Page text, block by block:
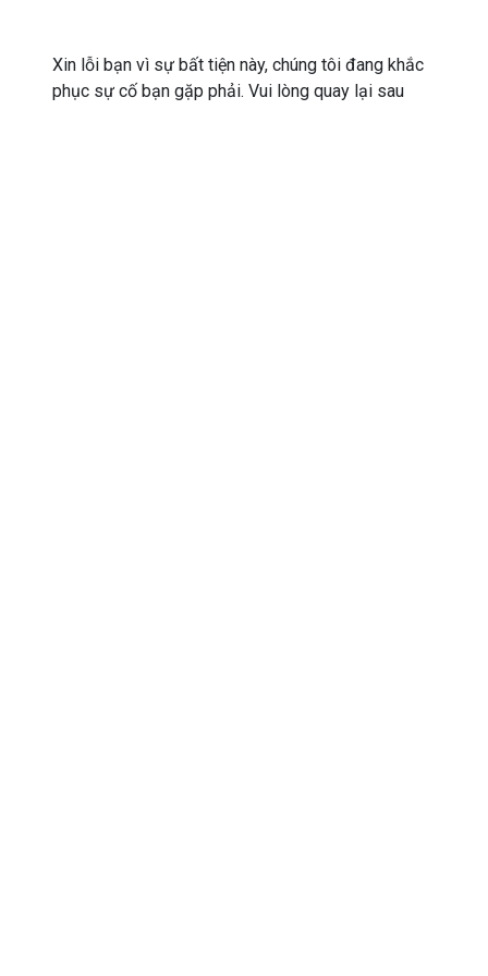
Xin lỗi bạn vì sự bất tiện này, chúng tôi đang khắc
phục sự cố bạn gặp phải. Vui lòng quay lại sau